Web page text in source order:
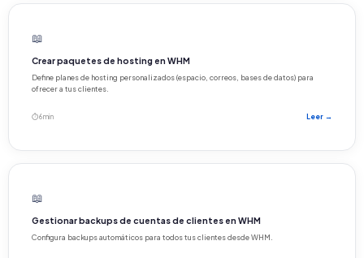
📖
Crear paquetes de hosting en WHM
Define planes de hosting personalizados (espacio, correos, bases de datos) para
ofrecer a tus clientes.
⏱ 6 min Leer →
📖
Gestionar backups de cuentas de clientes en WHM
Configura backups automáticos para todos tus clientes desde WHM.